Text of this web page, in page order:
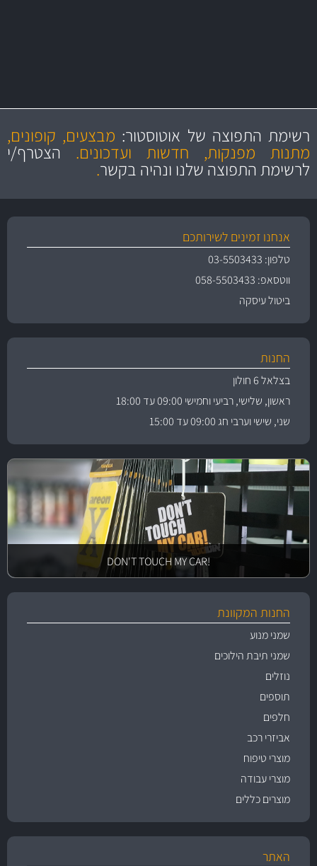
מקצועיות
ושירות מצויין
מחירים
הוגנים
והיצע מוצרים איכותירשימת התפוצה של אוטוסטור: מבצעים, קופונים,
מתנות מפנקות, חדשות ועדכונים. הצטרף/י
לרשימת התפוצה שלנו ונהיה בקשר.
אנחנו זמינים לשירותכם
טלפון: 03-5503433
ווטסאפ: 058-5503433
ביטול עיסקה
החנות
בצלאל 6 חולון
ראשון, שלישי, רביעי וחמישי 09:00 עד 18:00
שני, שישי וערבי חג 09:00 עד 15:00
!DON'T TOUCH MY CAR
החנות המקוונת
שמני מנוע
שמני תיבת הילוכים
נוזלים
תוספים
חלפים
אביזרי רכב
מוצרי טיפוח
מוצרי עבודה
מוצרים כללים
האתר